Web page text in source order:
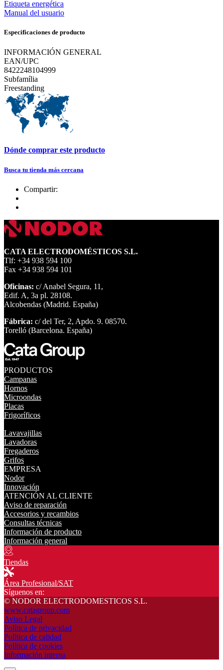
Etiqueta energética
Manual del usuario
Especificaciones de producto
INFORMACIÓN GENERAL
EAN/UPC
8422248104999
Subfamília
Freestanding
Dónde comprar este producto
Busca tu tienda más cercana
Compartir:
CATA ELECTRODOMÉSTICOS S.L.
Tlf: +34 938 594 100
Fax +34 938 594 101
Oficinas: c/ Anabel Segura, 11,
Edif. A, 3a pl. 28108.
Alcobendas (Madrid. España)
Fábrica: c/ del Ter, 2, Apdo. 9. 08570.
Torelló (Barcelona. España)
PRODUCTOS
Campanas
Hornos
Microondas
Placas
Frigoríficos
Lavavajillas
Lavadoras
Fregaderos
Grifos
EMPRESA
Nodor
Innovación
ATENCIÓN AL CLIENTE
Aviso de reparación
Accesorios y recambios
Consultas técnicas
Información de producto
Información general
Tiendas
Área Profesional/SAT
Síguenos en:
© NODOR ELECTRODOMESTICOS S.L.
www.catagroup.com
Aviso Legal
Política de privacidad
Política de calidad
Política de cookies
Información interna